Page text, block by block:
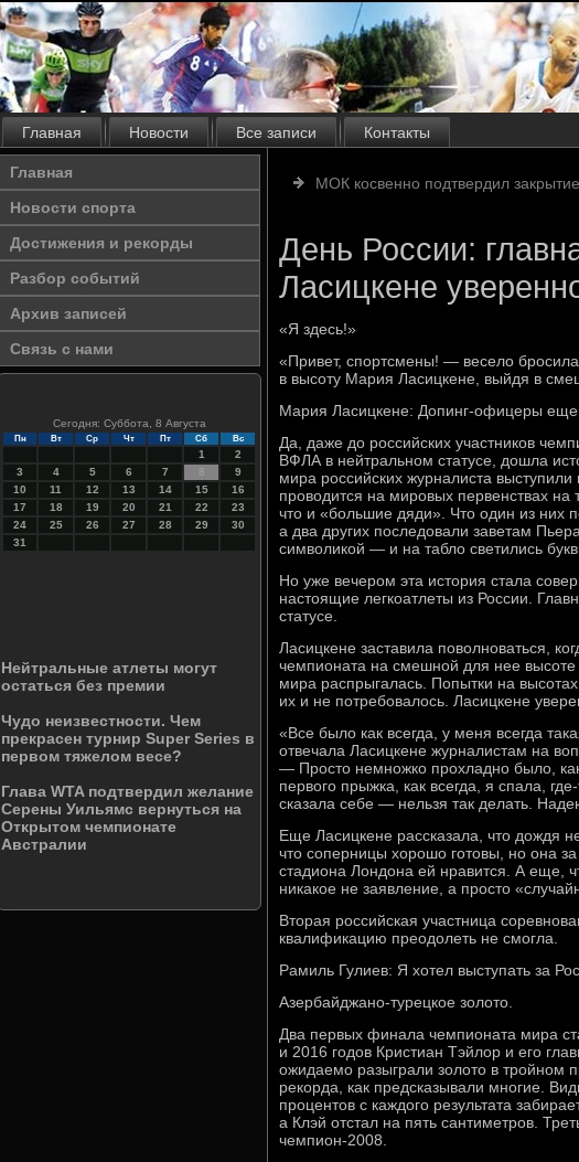
Главная Новости Все записи Контакты
Главная
Новости спорта
Достижения и рекорды
Разбор событий
Архив записей
Связь с нами
Сегодня: Суббота, 8 Августа
Пн Вт Ср Чт Пт Сб Вс
1
2
3
4 5 6 7 8
9
10
11 12 13 14 15
16
17
18 19 20 21 22
23
24
25 26 27 28 29
30
31
Нейтральные атлеты могут
остаться без премии
Чудо неизвестности. Чем
прекрасен турнир Super Series в
первом тяжелом весе?
Глава WTA подтвердил желание
Серены Уильямс вернуться на
Открытом чемпионате
Австралии
МОК косвенно подтвердил
День России:
Ласицкене
«Я здесь!»
«Привет, спортсмены! — весело
в высоту Мария Ласицкене, выйдя в
Мария Ласицкене: Допинг-офицеры еще
Да, даже до российских участников
ВФЛА в нейтральном статусе, дошла
мира российских журналиста
проводится на мировых первенствах
что и «большие дяди». Что один из них
а два других последовали заветам
символикой — и на табло светились
Но уже вечером эта история стала
настоящие легкоатлеты из России.
статусе.
Ласицкене заставила поволноваться,
чемпионата на смешной для нее
мира распрыгалась. Попытки на
их и не потребовалось. Ласицкене
«Все было как всегда, у меня всегда
отвечала Ласицкене журналистам на
— Просто немножко прохладно было,
первого прыжка, как всегда, я спала,
сказала себе — нельзя так делать.
Еще Ласицкене рассказала, что дождя
что соперницы хорошо готовы, но она
стадиона Лондона ей нравится. А еще,
никакое не заявление, а просто
Вторая российская участница
квалификацию преодолеть не смогла.
Рамиль Гулиев: Я хотел выступать за
Азербайджано-турецкое золото.
Два первых финала чемпионата мира
и 2016 годов Кристиан Тэйлор и его
ожидаемо разыграли золото в тройном
рекорда, как предсказывали многие.
процентов с каждого результата
а Клэй отстал на пять сантиметров.
чемпион-2008.